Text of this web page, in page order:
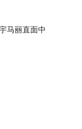
马丽直面中